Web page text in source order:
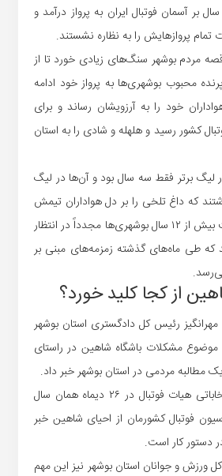
بر آسمان فوتبال ایران به پرواز درآمد و
تمام پروازهایش را به نظاره نشستند.
مردم بوشهر سنگ‌های زیادی خورد تا از
محبوب بوشهری‌ها به پرواز خود ادامه
تا در سال ۱۳۸۸ هواداران خود را به آرزویشان رساند و برای
کشور رسید و هلهله و شادی را به استان
لیگ برتر فقط سه سال بود و آن‌ها در لیگ
که داغ تلخی را بر دل هواداران تیمش
گذاشت و بعد از گذشت بیش از ۱۲ سال بوشهری‌ها مجدداً در انتظار
که طی ماه‌های گذشته زمزمه‌های مبنی بر
از کجا کلید خورد؟
۱۴۰۲ مهدی مهرانگیز رئیس کل دادگستری استان بوشهر
موضوع مشکلات باشگاه شاهین در راستای
مطالبه مردمی در استان بوشهر خبر داد.
همچنین در مجمع انتخاباتی هیات فوتبال در ۲۶ دیماه همان سال
فوتبال کشورمان از احیای شاهین خبر
دستور کار است.
ورزش و جوانان استان بوشهر نیز این مهم